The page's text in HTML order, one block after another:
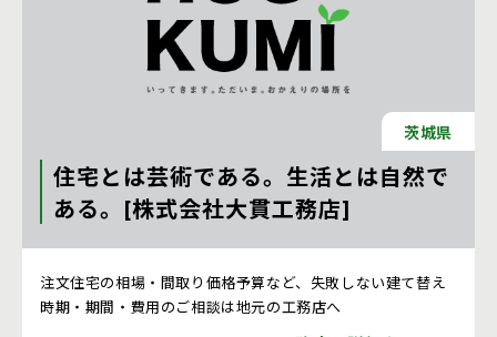
茨城県
住宅とは芸術である。生活とは自然で
ある。[株式会社大貫工務店]
注文住宅の相場・間取り価格予算など、失敗しない建て替え
時期・期間・費用のご相談は地元の工務店へ